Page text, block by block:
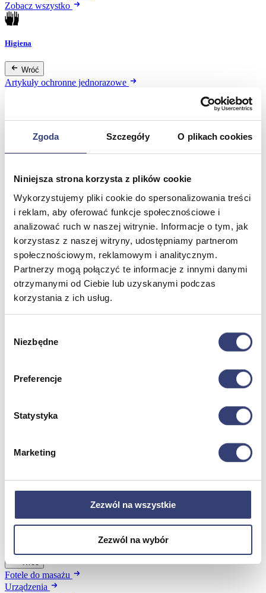
Zgoda Szczegóły O plikach cookies
Niniejsza strona korzysta z plików cookie
Wykorzystujemy pliki cookie do spersonalizowania treści
i reklam, aby oferować funkcje społecznościowe i
analizować ruch w naszej witrynie. Informacje o tym, jak
korzystasz z naszej witryny, udostępniamy partnerom
społecznościowym, reklamowym i analitycznym.
Partnerzy mogą połączyć te informacje z innymi danymi
otrzymanymi od Ciebie lub uzyskanymi podczas
korzystania z ich usług.
zgody
Niezbędne
Preferencje
Statystyka
Marketing
Zezwól na wszystkie
Zezwól na wybór
Zobacz wszystko
Higiena
Wróć
Artykuły ochronne jednorazowe
Produkty higieniczne
Materiały opatrunkowe
Asortyment drobny
Urządzenia
Profilaktyka i diagnostyka
Wróć
Pulsoksymetry
Ciśnieniomierze
Inhalatory
Instrumenty diagnostyczne
Artykuły Przeciwodleżynowe
Termometry
Zobacz wszystko
Wróć
Taborety i krzesła
Wróć
Fotele do masażu
Urządzenia